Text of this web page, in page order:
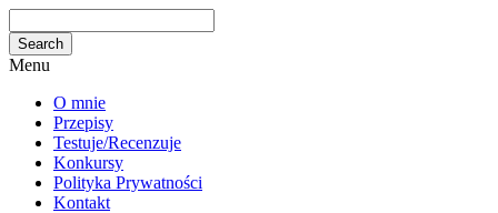
Menu
O mnie
Przepisy
Testuje/Recenzuje
Konkursy
Polityka Prywatności
Kontakt